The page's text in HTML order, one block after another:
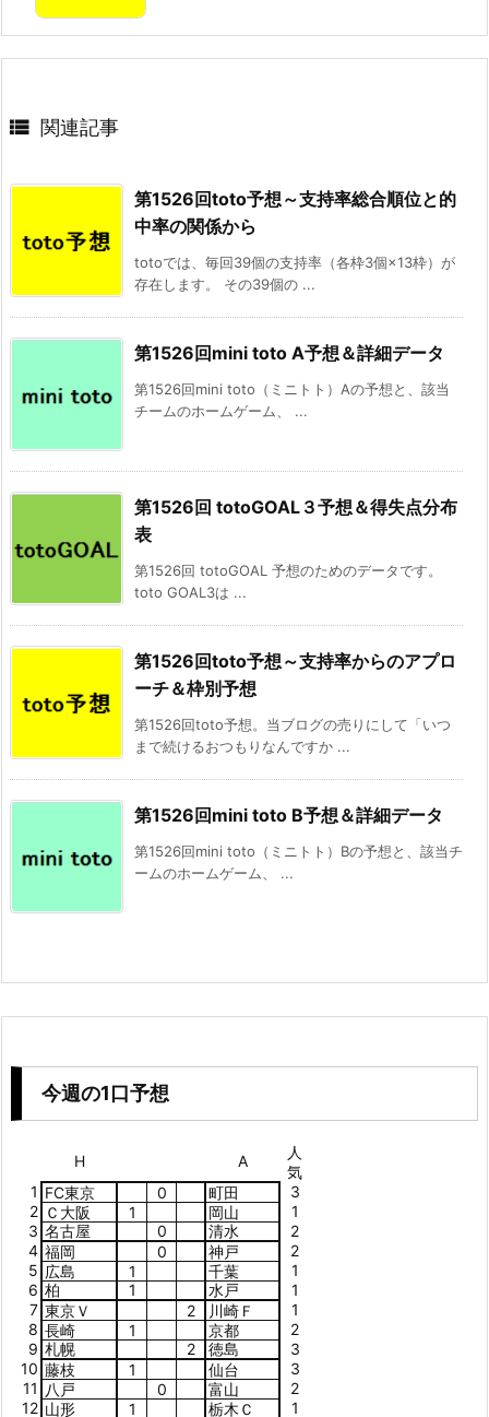
 関連記事
第1526回toto予想～支持率総合順位と的
中率の関係から
totoでは、毎回39個の支持率（各枠3個×13枠）が
存在します。 その39個の ...
第1526回mini toto A予想＆詳細データ
第1526回mini toto（ミニトト）Aの予想と、該当
チームのホームゲーム、 ...
第1526回 totoGOAL３予想＆得失点分布
表
第1526回 totoGOAL 予想のためのデータです。
toto GOAL3は ...
第1526回toto予想～支持率からのアプロ
ーチ＆枠別予想
第1526回toto予想。当ブログの売りにして「いつ
まで続けるおつもりなんですか ...
第1526回mini toto B予想＆詳細データ
第1526回mini toto（ミニトト）Bの予想と、該当チ
ームのホームゲーム、 ...
今週の1口予想
H A
人
気
1 FC東京 0 町田
3
2 Ｃ大阪 1 岡山
1
3 名古屋 0 清水
2
4 福岡 0 神戸
2
5 広島 1 千葉
1
6 柏 1 水戸
1
7 東京Ｖ 2 川崎Ｆ
1
8 長崎 1 京都
2
9 札幌 2 徳島
3
10 藤枝 1 仙台
3
11 八戸 0 富山
2
12 山形 1 栃木Ｃ 1